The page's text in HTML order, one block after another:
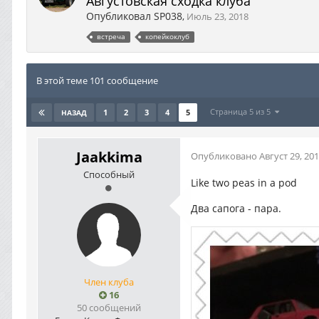
Опубликовал SP038, Июль 23, 2018
встреча копейкоклуб
В этой теме 101 сообщение
НАЗАД 1 2 3 4 5 Страница 5 из 5
Jaakkima
Способный
Член клуба
16
50 сообщений
Опубликовано Август 29,
Like two peas in a pod
Два сапога - пара.